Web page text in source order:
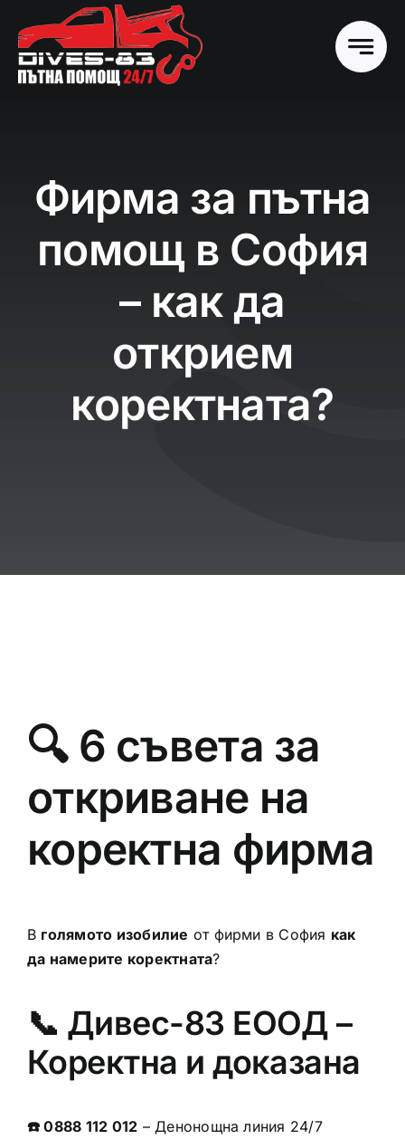
content
Фирма за пътна
помощ в София
– как да
открием
коректната?
🔍 6 съвета за
откриване на
коректна фирма
В голямото изобилие от фирми в София как
да намерите коректната?
📞 Дивес-83 ЕООД –
Коректна и доказана
☎️ 0888 112 012 – Денонощна линия 24/7